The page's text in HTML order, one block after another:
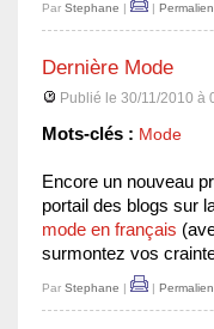
Par Stephane | | Permalien
Dernière Mode
Publié le 30/11/2010 à
Mots-clés : Mode
Encore un nouveau
portail des blogs sur
mode en français
surmontez vos
Par Stephane | | Permalien